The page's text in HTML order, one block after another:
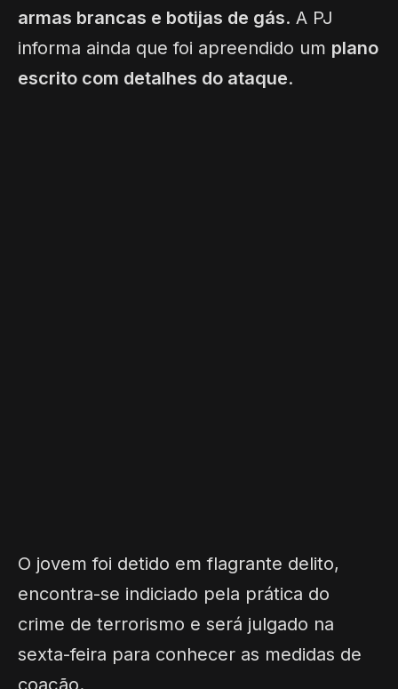
armas brancas e botijas de gás. A PJ
informa ainda que foi apreendido um plano
escrito com detalhes do ataque.
O jovem foi detido em flagrante delito,
encontra-se indiciado pela prática do
crime de terrorismo e será julgado na
sexta-feira para conhecer as medidas de
coação.